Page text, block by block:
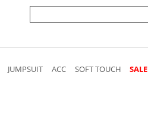
JUMPSUIT ACC SOFT TOUCH SALE